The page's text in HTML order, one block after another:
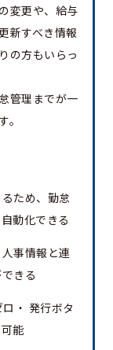
変更や、給与
新すべき情報
の方もいらっ
管理までが一
ため、勤怠
動化できる
事情報と連
きる
・ 発行ボタ
能